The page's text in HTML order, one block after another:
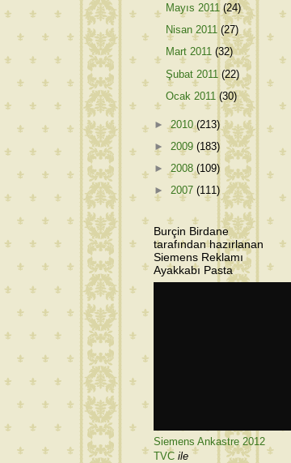
Mayıs 2011(24)
Nisan 2011(27)
Mart 2011(32)
Şubat 2011(22)
Ocak 2011(30)
►2010(213)
► 2009 (183)
►2008(109)
► 2007 (111)
Burçin Birdane
tarafından hazırlanan
Siemens Reklamı
Ayakkabı Pasta
Siemens Ankastre 2012
TVC ile